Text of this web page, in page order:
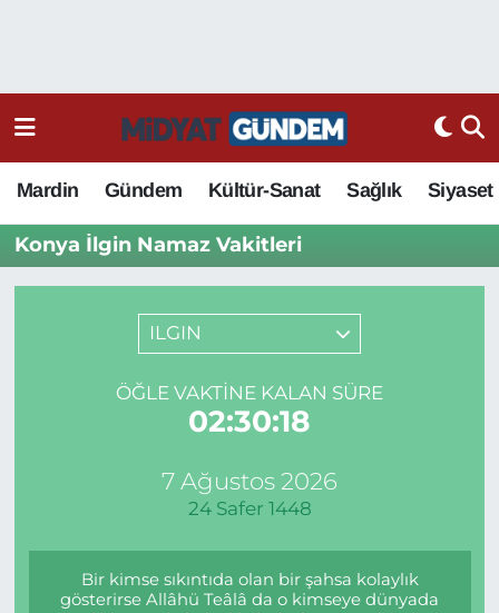
Mardin Gündem Kültür-Sanat Sağlık Siyaset
Konya İlgin Namaz Vakitleri
ILGIN
ÖĞLE VAKTINE KALAN SÜRE
02:30:18
7 Ağustos 2026
24 Safer 1448
Bir kimse sıkıntıda olan bir şahsa kolaylık
gösterirse Allâhü Teâlâ da o kimseye dünyada